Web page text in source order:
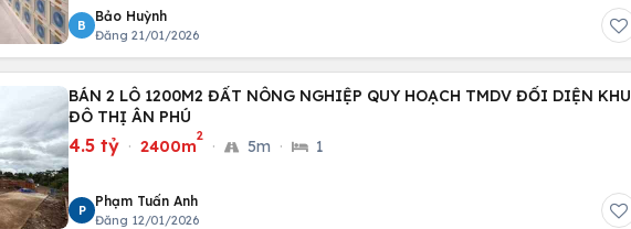
B
Bảo Huỳnh
Đăng 21/01/2026
BÁN 2 LÔ 1200M2 ĐẤT NÔNG NGHIỆP QUY HOẠCH TMDV ĐỐI DIỆN KHU
ĐÔ THỊ ÂN PHÚ
4.5 tỷ · 2400m
2
· 5m · 1
P
Phạm Tuấn Anh
Đăng 12/01/2026